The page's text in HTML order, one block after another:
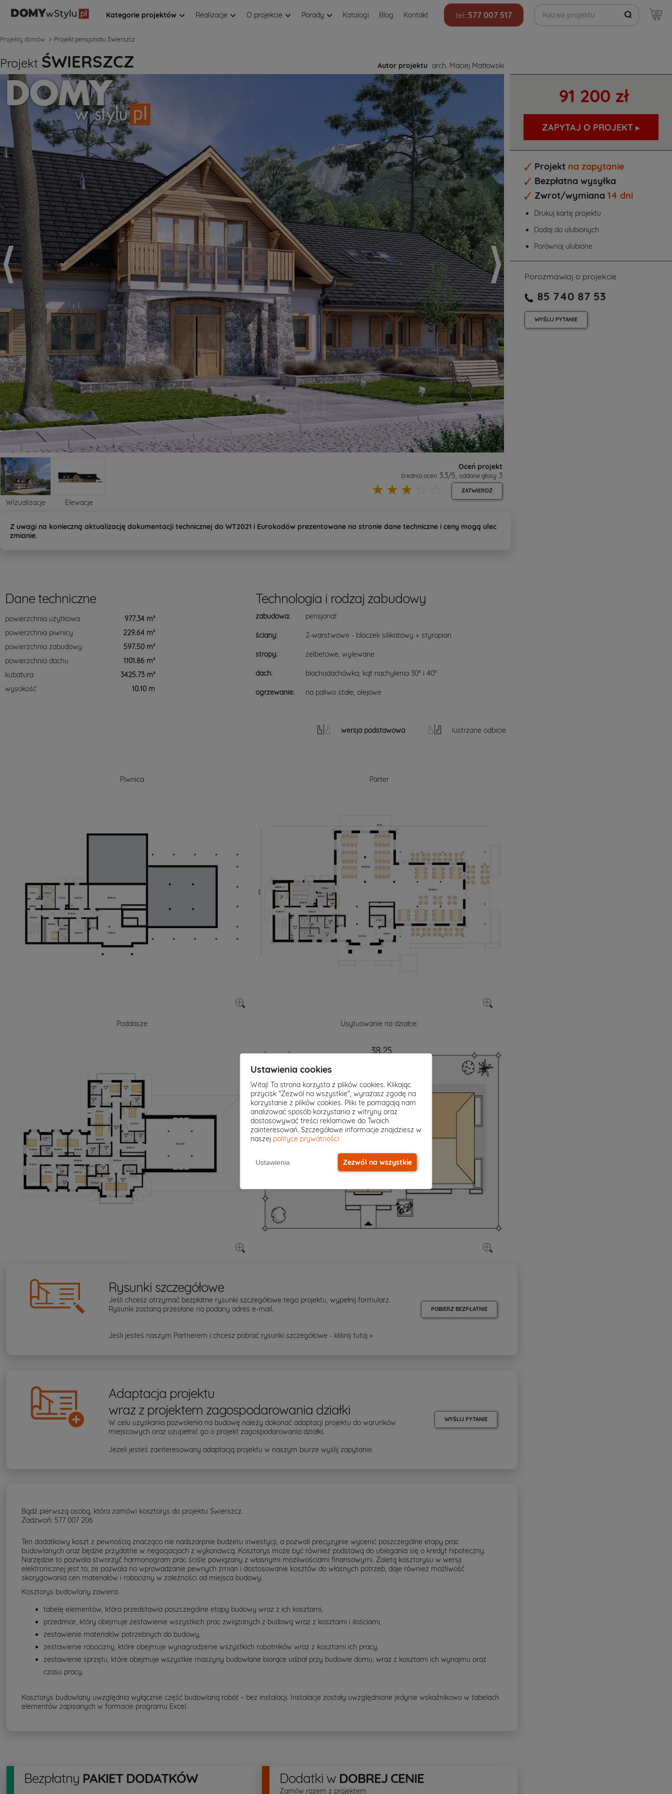
Kategorie projektów Realizacje O projekcie Porady Katalogi Blog Kontakt tel: 577 007 517
Szukaj projektów
Projekty domów Projekt pensjonatu Świerszcz
Projekt ŚWIERSZCZ Autor projektu arch. Maciej Matłowski
Wizualizacje Elewacje
Oceń projekt
średnia ocen: 3.3/5, oddane głosy: 3
☆
☆
☆ ZATWIERDŹ
91 200 zł
Projekt na zapytanie
Bezpłatna wysyłka
Zwrot/wymiana 14 dni
Drukuj kartę projektu
Dodaj do ulubionych
Porównaj ulubione
Porozmawiaj o projekcie
85 740 87 53
WYŚLIJ PYTANIE
Z uwagi na konieczną aktualizację dokumentacji technicznej do WT2021 i Eurokodów prezentowane na stronie dane techniczne i ceny mogą ulec
zmianie.
Dane techniczne
powierzchnia użytkowa
977.34 m²
powierzchnia piwnicy
229.64 m²
powierzchnia zabudowy
597.50 m²
powierzchnia dachu
1101.86 m²
kubatura
3425.73 m³
wysokość
10.10 m
Technologia i rodzaj zabudowy
zabudowa: pensjonat
ściany: 2-warstwowe - bloczek silikatowy + styropian
stropy: żelbetowe, wylewane
dach: blachodachówka, kąt nachylenia 30° i 40°
ogrzewanie: na paliwo stałe, olejowe
wersja podstawowa lustrzane odbicie
Piwnica Parter
Poddasze Usytuowanie na działce:
Rysunki szczegółowe
Jeśli chcesz otrzymać bezpłatne rysunki szczegółowe tego projektu, wypełnij formularz.
Rysunki zostaną przesłane na podany adres e-mail.
Jeśli jesteś naszym Partnerem i chcesz pobrać rysunki szczegółowe - kliknijtutaj »
POBIERZ BEZPŁATNIE
Adaptacja projektu
wraz z projektem zagospodarowania działki
W celu uzyskania pozwolenia na budowę należy dokonać adaptacji projektu do warunków
miejscowych oraz uzupełnić go o projekt zagospodarowania działki.
Jeżeli jesteś zainteresowany adaptacją projektu w naszym biurze wyślij zapytanie.
WYŚLIJ PYTANIE
Bądź pierwszą osobą, która zamówi kosztorys do projektu Świerszcz.
Zadzwoń: 577 007 206
Ten dodatkowy koszt z pewnością znacząco nie nadszarpnie budżetu inwestycji, a pozwoli precyzyjnie wycenić poszczególne etapy prac
budowlanych oraz będzie przydatne w negocjacjach z wykonawcą. Kosztorys może być również podstawą do ubiegania się o kredyt hipoteczny.
Narzędzie to pozwala stworzyć harmonogram prac ściśle powiązany z własnymi możliwościami finansowymi. Zaletą kosztorysu w wersji
elektronicznej jest to, że pozwala na wprowadzanie pewnych zmian i dostosowanie kosztów do własnych potrzeb, daje również możliwość
skorygowania cen materiałów i robocizny w zależności od miejsca budowy.
Kosztorys budowlany zawiera:
tabelę elementów, która przedstawia poszczególne etapy budowy wraz z ich kosztami,
przedmiar, który obejmuje zestawienie wszystkich prac związanych z budową wraz z kosztami i ilościami,
zestawienie materiałów potrzebnych do budowy,
zestawienie robocizny, które obejmuje wynagrodzenie wszystkich robotników wraz z kosztami ich pracy,
zestawienie sprzętu, które obejmuje wszystkie maszyny budowlane biorące udział przy budowie domu, wraz z kosztami ich wynajmu oraz
czasu pracy.
Kosztorys budowlany uwzględnia wyłącznie część budowlaną robót – bez instalacji. Instalacje zostały uwzględnione jedynie wskaźnikowo w tabelach
elementów zapisanych w formacie programu Excel.
Bezpłatny PAKIET DODATKÓW Dodatki w DOBREJ CENIE
Zamów razem z projektem
Ustawienia cookies
Witaj! Ta strona korzysta z plików cookies. Klikając
przycisk "Zezwól na wszystkie", wyrażasz zgodę na
korzystanie z plików cookies. Pliki te pomagają nam
analizować sposób korzystania z witryny oraz
dostosowywać treści reklamowe do Twoich
zainteresowań. Szczegółowe informacje znajdziesz w
naszej polityce prywatności
Ustawienia Zezwól na wszystkie